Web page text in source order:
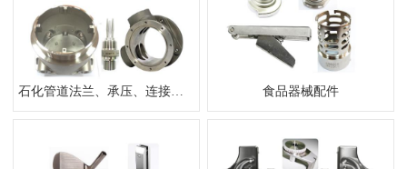
食品器械配件